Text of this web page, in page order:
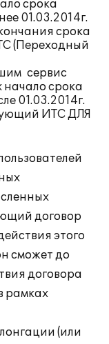
срока
01.03.2014г.
срока
(Переходный
сервис
срока
01.03.2014г.
ИТС ДЛЯ
договор
этого
сможет до
договора
рамках
(или